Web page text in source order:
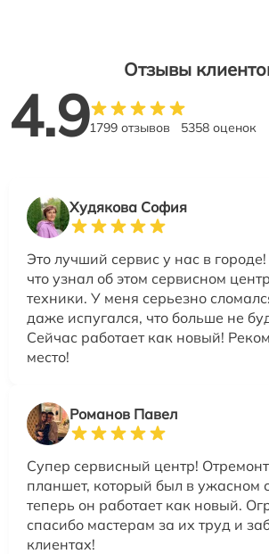
Отзывы
4.91799 отзывов 5358 оценок
Худякова София
Это лучший сервис у нас в
что узнал об этом сервисном
техники. У меня серьезно
даже испугался, что больше не
Сейчас работает как новый!
место!
Романов Павел
Супер сервисный центр!
планшет, который был в ужасном
теперь он работает как новый.
спасибо мастерам за их труд и
клиентах!